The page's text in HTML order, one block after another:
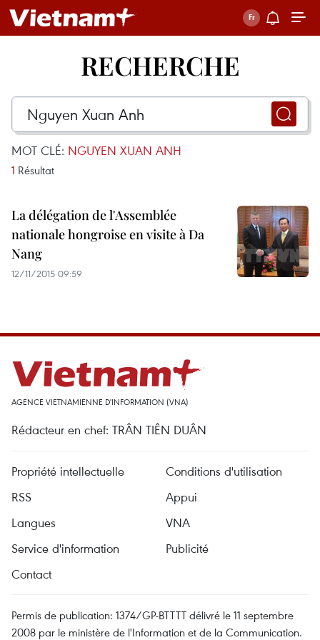
RECHERCHE
MOT CLÉ: NGUYEN XUAN ANH
1 Résultat
La délégation de l'Assemblée
nationale hongroise en visite à Da
Nang
12/11/2015 09:59
AGENCE VIETNAMIENNE D'INFORMATION (VNA)
Rédacteur en chef: TRÂN TIÊN DUÂN
Propriété intellectuelle
Conditions d'utilisation
RSS
Appui
Langues
VNA
Service d'information
Publicité
Contact
Permis de publication: 1374/GP-BTTTT délivré le 11 septembre
2008 par le ministère de l'Information et de la Communication.